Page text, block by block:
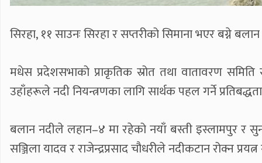
सिरहा, ११ साउनः सिरहा र सप्तरीको सिमाना भएर बग्ने
मधेस प्रदेशसभाको प्राकृतिक स्रोत तथा वातावरण
उहाँहरूले नदी नियन्त्रणका लागि सार्थक पहल गर्ने
बलान नदीले लहान–४ मा रहेको नयाँ बस्ती इस्लामपुर र
सञ्जिला यादव र राजेन्द्रप्रसाद चौधरीले नदीकटान रोक्न